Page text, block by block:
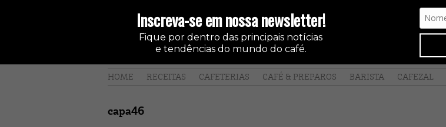
Inscreva-se em nossa newsletter!
Fique por dentro das principais notícias
e tendências do mundo do café.
HOME RECEITAS CAFETERIAS CAFÉ & PREPAROS BARISTA CAFEZAL
capa46